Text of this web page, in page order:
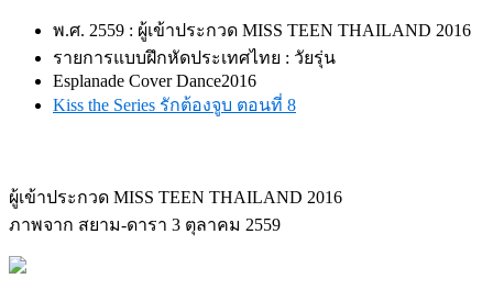
พ.ศ. 2559 : ผู้เข้าประกวด MISS TEEN THAILAND 2016
รายการแบบฝึกหัดประเทศไทย : วัยรุ่น
Esplanade Cover Dance2016
Kiss the Series รักต้องจูบ ตอนที่ 8
ผู้เข้าประกวด MISS TEEN THAILAND 2016
ภาพจาก สยาม-ดารา 3 ตุลาคม 2559